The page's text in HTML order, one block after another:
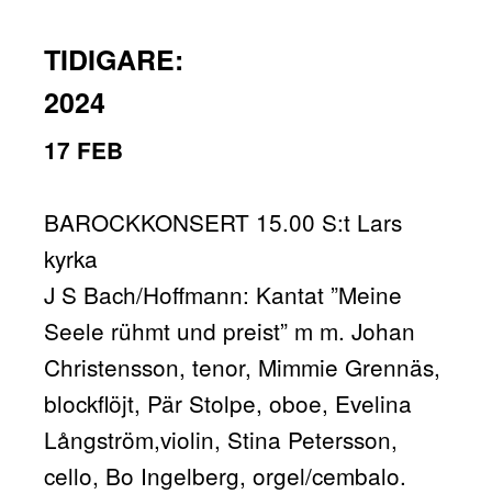
TIDIGARE:
2024
17 FEB
BAROCKKONSERT 15.00 S:t Lars
kyrka
J S Bach/Hoffmann: Kantat ”Meine
Seele rühmt und preist” m m. Johan
Christensson, tenor, Mimmie Grennäs,
blockflöjt, Pär Stolpe, oboe, Evelina
Långström,violin, Stina Petersson,
cello, Bo Ingelberg, orgel/cembalo.